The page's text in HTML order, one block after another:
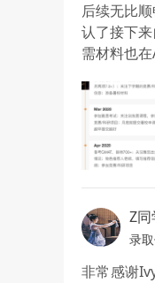
后续无比
认了接下
需材料也
拟，跟我
低头朝着
Z同
录
非常感谢